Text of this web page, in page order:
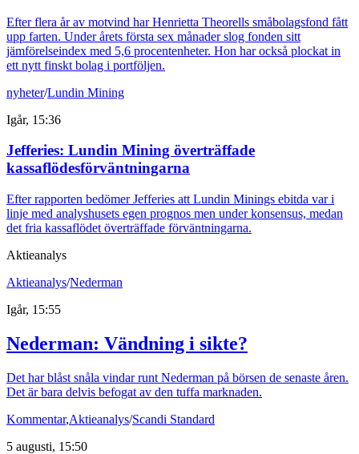
Efter flera år av motvind har Henrietta Theorells småbolagsfond fått
upp farten. Under årets första sex månader slog fonden sitt
jämförelseindex med 5,6 procentenheter. Hon har också plockat in
ett nytt finskt bolag i portföljen.
nyheter/Lundin Mining
Igår, 15:36
Jefferies: Lundin Mining överträffade
kassaflödesförväntningarna
Efter rapporten bedömer Jefferies att Lundin Minings ebitda var i
linje med analyshusets egen prognos men under konsensus, medan
det fria kassaflödet överträffade förväntningarna.
Aktieanalys
Aktieanalys/Nederman
Igår, 15:55
Nederman: Vändning i sikte?
Det har blåst snåla vindar runt Nederman på börsen de senaste åren.
Det är bara delvis befogat av den tuffa marknaden.
Kommentar,Aktieanalys/Scandi Standard
5 augusti, 15:50